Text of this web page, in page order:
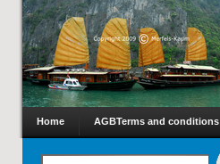
Home AGBTerms and conditions